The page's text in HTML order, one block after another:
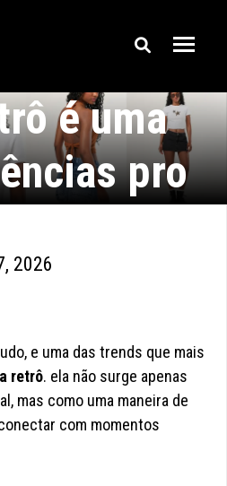
estilo de
é uma
pro
2026
e uma das trends que mais
retrô. ela não surge apenas
mas como uma maneira de
com momentos